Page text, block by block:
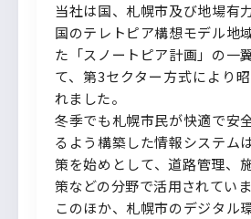
当社は国、札幌市及び地場有
国のテレトピア構想モデル地
た「スノートピア計画」の一
て、第3セクター方式により
れました。
冬季でも札幌市民が快適で安
るよう構築した情報システム
策を始めとして、道路管理、
策などの分野で活用されていま
このほか、札幌市のデジタル